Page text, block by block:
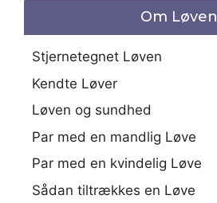
Om Løven
Stjernetegnet Løven
Kendte Løver
Løven og sundhed
Par med en mandlig Løve
Par med en kvindelig Løve
Sådan tiltrækkes en Løve